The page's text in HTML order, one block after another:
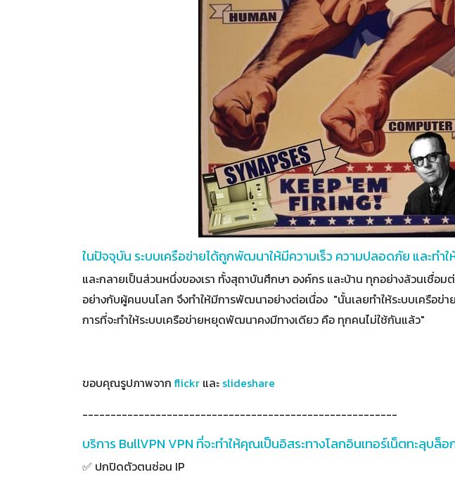
ในปัจจุบัน ระบบเครือข่ายได้ถูกพัฒนาให้มีความเร็ว ความปลอดภัย และทำใ
และกลายเป็นส่วนหนึ่งของเรา ทั้งสุถาบันศึกษา องค์กร และบ้าน ทุกอย่างล้วนเชื่อ
อย่างกับผู้คนบนโลก จึงทำให้มีการพัฒนาอย่างต่อเนื่อง "นั้นเลยทำให้ระบบเครือข่า
การที่จะทำให้ระบบเครือข่ายหยุดพัฒนาคงมีทางเดียว คือ ทุกคนไม่ใช้กันแล้ว"
ขอบคุณรูปภาพจากflickr และ slideshare
--------------------------------------------------------
บริการ BullVPN VPN ที่จะทำให้คุณเป็นอิสระทางโลกอินเทอร์เน็ตทะลุบล็
✅ ปกปิดตัวตนซ่อน IP